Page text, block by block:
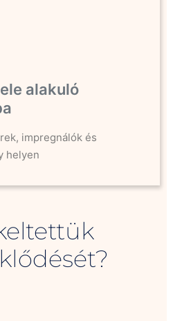
alakuló
impregnálók és
helyen